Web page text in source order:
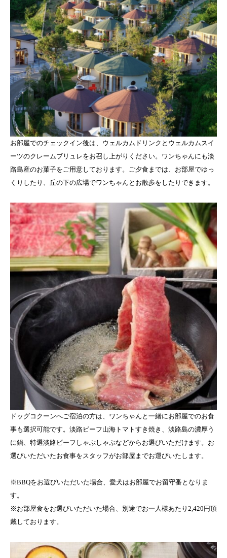
お部屋でのチェックイン後は、ウェルカムドリンクとウェルカムスイ
ーツのクレームブリュレをお召し上がりください。ワンちゃんにも淡
路島産のお菓子をご用意しております。ご夕食までは、お部屋でゆっ
くりしたり、丘の下の広場でワンちゃんとお散歩をしたりできます。
ドッグコクーンへご宿泊の方は、ワンちゃんと一緒にお部屋でのお食
事も選択可能です。淡路ビーフ山海トマトすき焼き、淡路島の濃厚う
に鍋、特選淡路ビーフしゃぶしゃぶなどからお選びいただけます。お
選びいただいたお食事をスタッフがお部屋までお運びいたします。
※BBQをお選びいただいた場合、愛犬はお部屋でお留守番となりま
す。
※お部屋食をお選びいただいた場合、別途でお一人様あたり2,420円頂
戴しております。